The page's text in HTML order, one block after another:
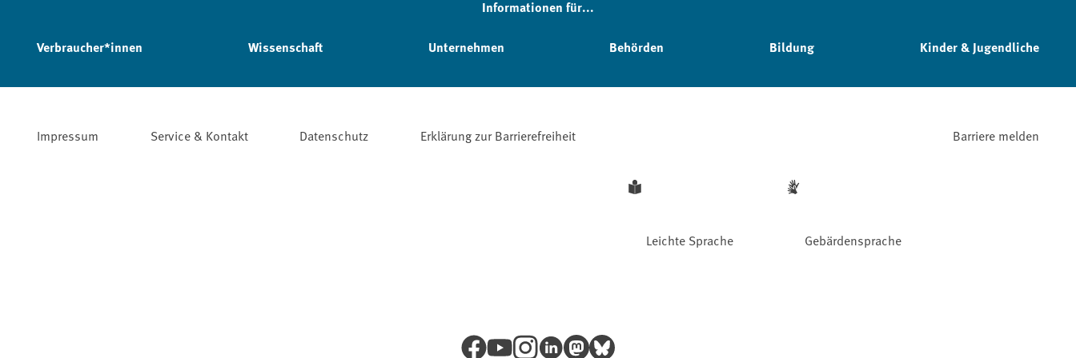
Informationen für...
Verbraucher*innen Wissenschaft Unternehmen Behörden Bildung Kinder & Jugendliche
Impressum Service & Kontakt Datenschutz Erklärung zur Barrierefreiheit
Leichte Sprache Gebärdensprache
Barriere melden